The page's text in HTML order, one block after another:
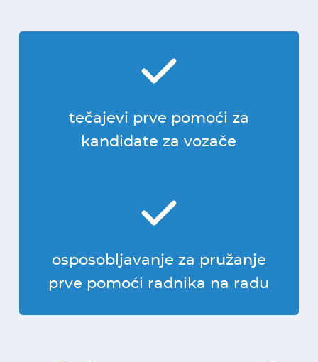
tečajevi prve pomoći za
kandidate za vozače
osposobljavanje za pružanje
prve pomoći radnika na radu